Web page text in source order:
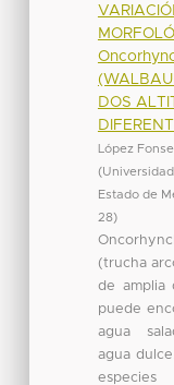
DOS
López
(
Estado de
28)
(trucha
de amplia
puede
agua
agua